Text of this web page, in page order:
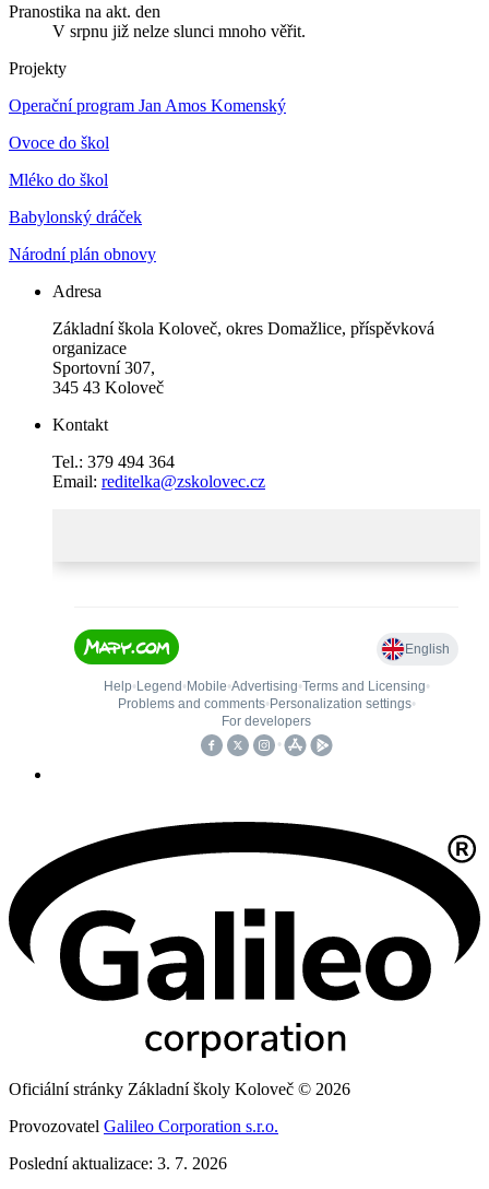
Pranostika na akt. den
V srpnu již nelze slunci mnoho věřit.
Projekty
Operační program Jan Amos Komenský
Ovoce do škol
Mléko do škol
Babylonský dráček
Národní plán obnovy
Adresa
Základní škola Koloveč, okres Domažlice, příspěvková
organizace
Sportovní 307,
345 43 Koloveč
Kontakt
Tel.: 379 494 364
Email: reditelka@zskolovec.cz
Oficiální stránky Základní školy Koloveč © 2026
Provozovatel Galileo Corporation s.r.o.
Poslední aktualizace: 3. 7. 2026